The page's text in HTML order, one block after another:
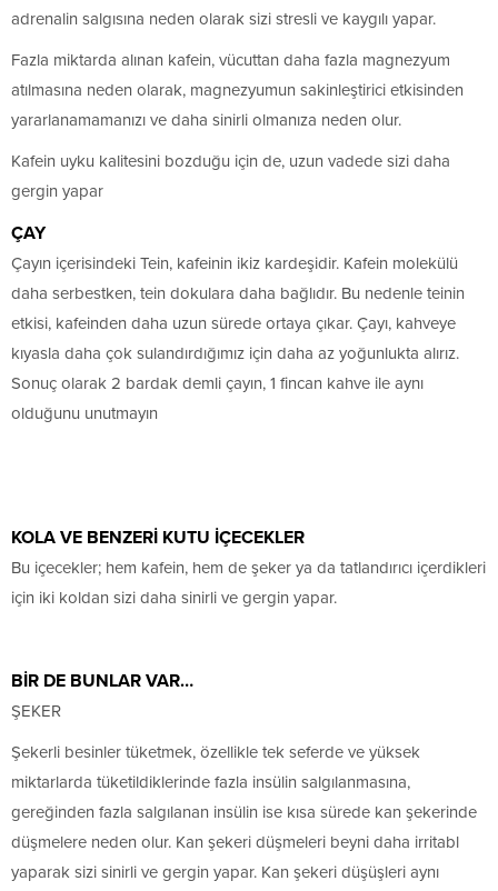
adrenalin salgısına neden olarak sizi stresli ve kaygılı yapar.
Fazla miktarda alınan kafein, vücuttan daha fazla magnezyum
atılmasına neden olarak, magnezyumun sakinleştirici etkisinden
yararlanamamanızı ve daha sinirli olmanıza neden olur.
Kafein uyku kalitesini bozduğu için de, uzun vadede sizi daha
gergin yapar
ÇAY
Çayın içerisindeki Tein, kafeinin ikiz kardeşidir. Kafein molekülü
daha serbestken, tein dokulara daha bağlıdır. Bu nedenle teinin
etkisi, kafeinden daha uzun sürede ortaya çıkar. Çayı, kahveye
kıyasla daha çok sulandırdığımız için daha az yoğunlukta alırız.
Sonuç olarak 2 bardak demli çayın, 1 fincan kahve ile aynı
olduğunu unutmayın
KOLA VE BENZERİ KUTU İÇECEKLER
Bu içecekler; hem kafein, hem de şeker ya da tatlandırıcı içerdikleri
için iki koldan sizi daha sinirli ve gergin yapar.
BİR DE BUNLAR VAR…
ŞEKER
Şekerli besinler tüketmek, özellikle tek seferde ve yüksek
miktarlarda tüketildiklerinde fazla insülin salgılanmasına,
gereğinden fazla salgılanan insülin ise kısa sürede kan şekerinde
düşmelere neden olur. Kan şekeri düşmeleri beyni daha irritabl
yaparak sizi sinirli ve gergin yapar. Kan şekeri düşüşleri aynı